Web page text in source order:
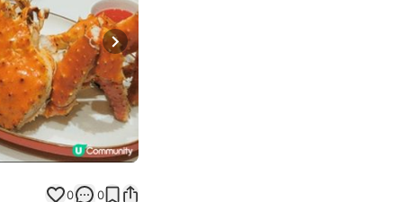
Next slide
0 0